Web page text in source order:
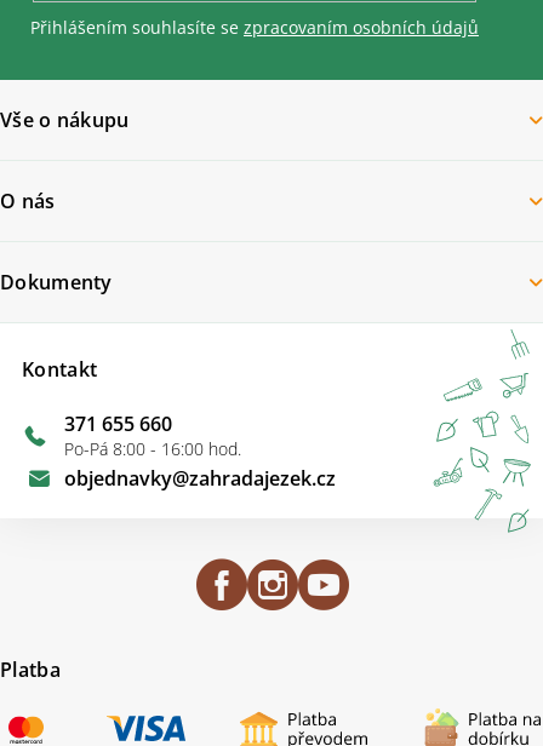
Přihlášením souhlasíte se zpracovaním osobních údajů
Vše o nákupu
O nás
Kontakt
objednavky@zahradajezek.cz
371 655 660
Po-Pá 8:00 - 16:00 hod.
Dokumenty
Platba